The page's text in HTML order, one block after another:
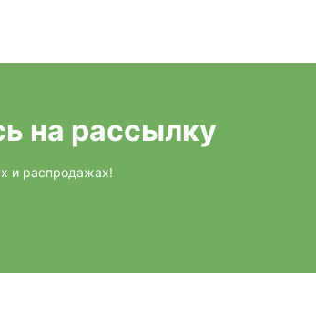
на рассылку
и распродажах!